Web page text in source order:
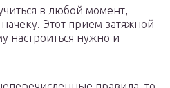
в любой момент,
Этот прием затяжной
настроиться нужно и